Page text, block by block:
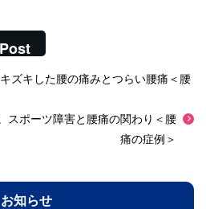
Post
ズキした腰の痛みとつらい腰痛＜腰
スポーツ障害と腰痛の関わり＜腰
痛の症例＞
お知らせ